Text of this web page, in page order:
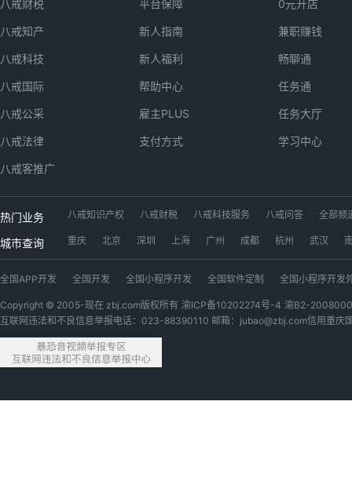
八戒财税
八戒知产
八戒科技
八戒国际
八戒公采
八戒法律
八戒客推广
平台保障
新人指南
新人福利
帮助中心
雇主PLUS
支付方式
0元开店
兼职赚钱
畅聊通
任务通
任务大厅
学习中心
热门业务 八戒知识产权 八戒财税 八戒科技服务 八戒问答
全部频
工位出租
八戒数字交易市场 app开发 软件开发
小程序
广西猪八戒网
内蒙古猪八戒网 青海猪八戒网
四川猪八戒网
安徽猪八戒网
浙江猪八戒网 江苏猪八戒网 黑龙江猪八戒网
城市查询 重庆 北京 深圳 上海 广州 成都 杭州 武汉
全国APP开发 全国开发 全国小程序开发 全国软件定制
全国小程序开发
全国公众号开发
全国视频剪辑 全国微信开发公众号 全国游戏
全国代理
全国户外广告设计
全国软件开发定制 全国宝妈 全国PYTHON
全国线上
全国开发网站
全国3D建模
Copyright © 2005-现在 zbj.com版权所有 渝ICP备10202274号-4 渝B2-
互联网违法和不良信息举报电话：023-88390110 邮箱：jubao@zbj.com信用重庆